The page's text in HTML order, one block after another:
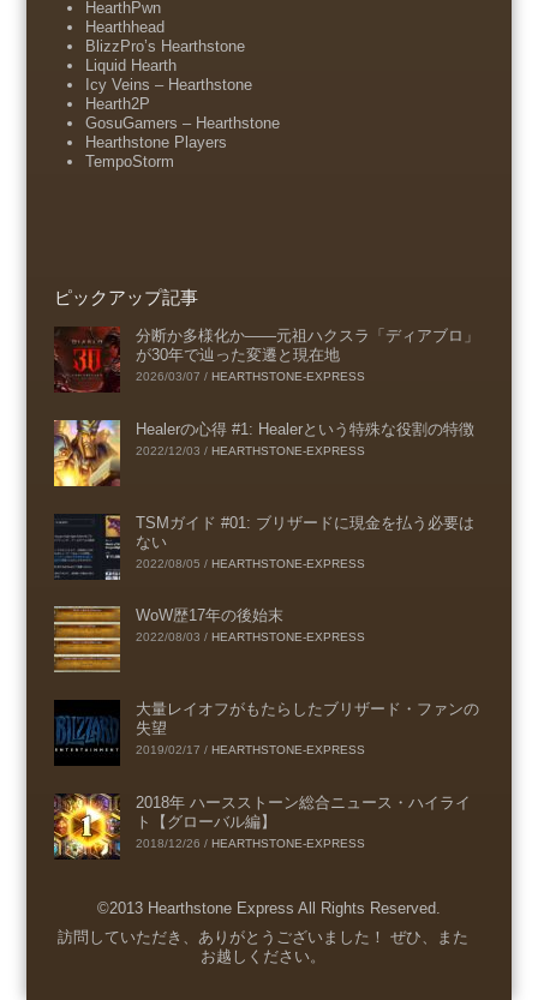
HearthPwn
Hearthhead
BlizzPro’s Hearthstone
Liquid Hearth
Icy Veins – Hearthstone
Hearth2P
GosuGamers – Hearthstone
Hearthstone Players
TempoStorm
ピックアップ記事
分断か多様化か――元祖ハクスラ「ディアブロ」
が30年で辿った変遷と現在地
2026/03/07 / HEARTHSTONE-EXPRESS
Healerの心得 #1: Healerという特殊な役割の特徴
2022/12/03 / HEARTHSTONE-EXPRESS
TSMガイド #01: ブリザードに現金を払う必要は
ない
2022/08/05 / HEARTHSTONE-EXPRESS
WoW歴17年の後始末
2022/08/03 / HEARTHSTONE-EXPRESS
大量レイオフがもたらしたブリザード・ファンの
失望
2019/02/17 / HEARTHSTONE-EXPRESS
2018年 ハースストーン総合ニュース・ハイライ
ト【グローバル編】
2018/12/26 / HEARTHSTONE-EXPRESS
©2013 Hearthstone Express All Rights Reserved.
Menu
訪問していただき、ありがとうございました！ ぜひ、また
お越しください。